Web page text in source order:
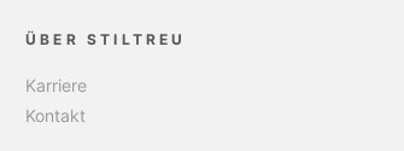
ÜBER STILTREU
Karriere
Kontakt